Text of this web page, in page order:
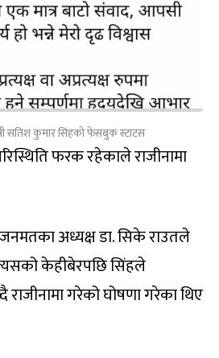
सतिश कुमार सिंहको फेसबुक स्टाटस
फरक रहेकाले राजीनामा
जनमतका अध्यक्ष डा. सिके राउतले
केहीबेरपछि सिंहले
गरेको घोषणा गरेका थिए